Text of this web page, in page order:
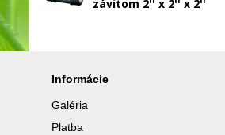
závitom 2'' x 2'' x 2''
Informácie
Galéria
Platba